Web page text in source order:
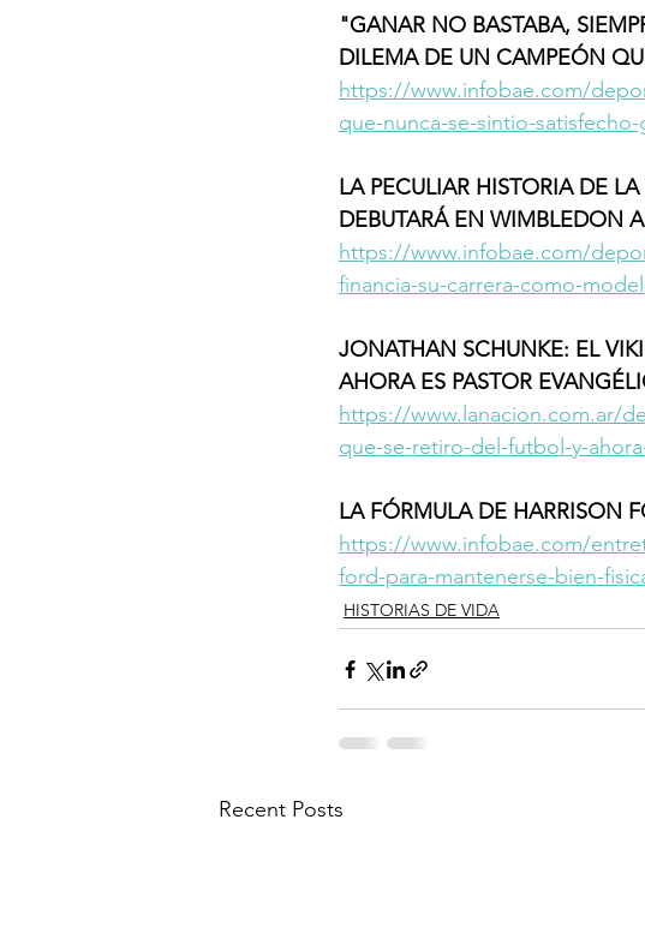
"GANAR NO BASTABA,
DILEMA DE UN CAMPEÓN
https://www.infobae.com/
que-nunca-se-sintio-
LA PECULIAR HISTORIA DE
DEBUTARÁ EN WIMBLEDON
https://www.infobae.com/
financia-su-carrera-como-
JONATHAN SCHUNKE: EL
AHORA ES PASTOR
https://www.lanacion.com.ar/
que-se-retiro-del-futbol-y-
LA FÓRMULA DE HARRISON
https://www.infobae.com/
ford-para-mantenerse-bien-
HISTORIAS DE VIDA
Recent Posts